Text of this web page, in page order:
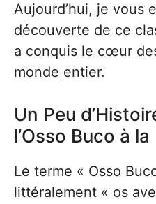
Aujourd’hui, je vous
découverte de ce
a conquis le cœur
monde entier.
Un Peu
l’Osso Buco à
Le terme « Osso
littéralement « os